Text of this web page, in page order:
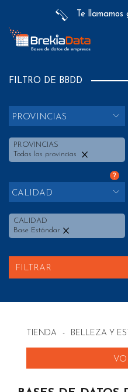
Te llamamos
FILTRO DE BBDD
PROVINCIAS
PROVINCIAS
Todas las provincias
?
CALIDAD
CALIDAD
Base Estándar
FILTRAR
TIENDA - BELLEZA Y